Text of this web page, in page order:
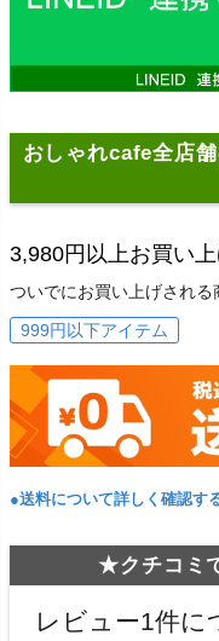
おしゃれcafe全店
3,980円以上お買い
ついでにお買い上げされる
999円以下アイテム
●送料について詳しく確認す
★クチコミ
レビュー1件に